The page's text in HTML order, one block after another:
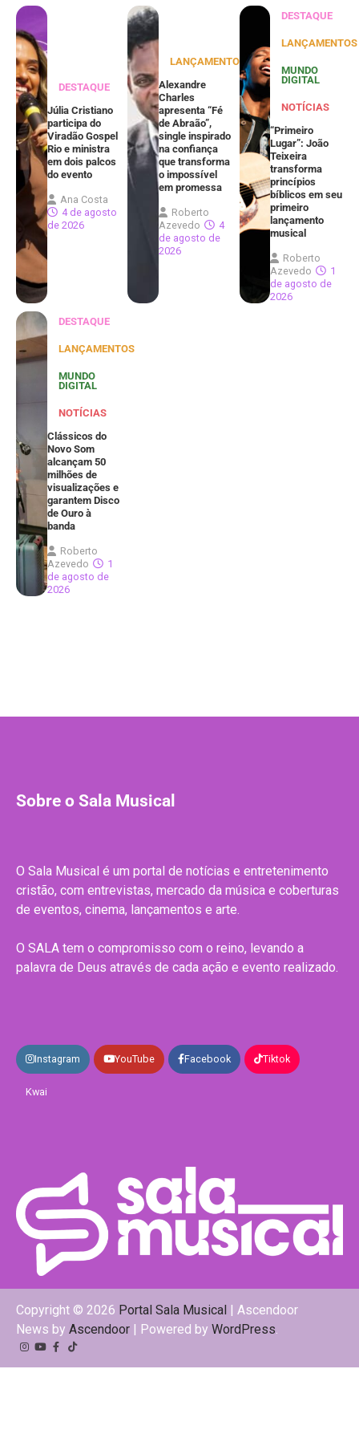
DESTAQUE
Júlia Cristiano
participa do
Viradão Gospel
Rio e ministra
em dois palcos
do evento
Ana Costa
4 de agosto
de 2026
LANÇAMENTOS
Alexandre
Charles
apresenta “Fé
de Abraão”,
single inspirado
na confiança
que transforma
o impossível
em promessa
Roberto
Azevedo
4
de agosto de
2026
DESTAQUE
LANÇAMENTOS
MUNDO
DIGITAL
NOTÍCIAS
“Primeiro
Lugar”: João
Teixeira
transforma
princípios
bíblicos em seu
primeiro
lançamento
musical
Roberto
Azevedo
1
de agosto de
2026
DESTAQUE
LANÇAMENTOS
MUNDO
DIGITAL
NOTÍCIAS
Clássicos do
Novo Som
alcançam 50
milhões de
visualizações e
garantem Disco
de Ouro à
banda
Roberto
Azevedo
1
de agosto de
2026
Sobre o Sala Musical
O Sala Musical é um portal de notícias e entretenimento
cristão, com entrevistas, mercado da música e coberturas
de eventos, cinema, lançamentos e arte.
O SALA tem o compromisso com o reino, levando a
palavra de Deus através de cada ação e evento realizado.
Instagram YouTube Facebook Tiktok
Kwai
Copyright © 2026 Portal Sala Musical | Ascendoor
News by Ascendoor | Powered by WordPress
Instagram
YouTube
Facebook
Tiktok